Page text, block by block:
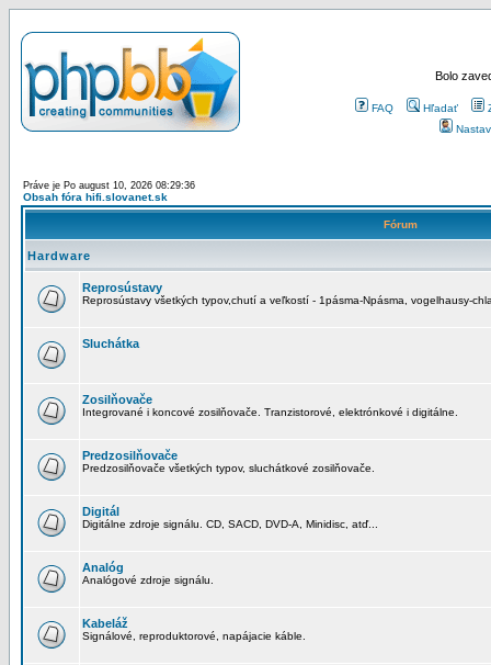
Bolo
FAQ Hľadať
Práve je Po august 10, 2026 08:29:36
Obsah fóra hifi.slovanet.sk
Fórum
Hardware
Reprosústavy
Reprosústavy všetkých typov,chutí a veľkostí - 1pásma-Npásma, vogelhausy-
Sluchátka
Zosilňovače
Integrované i koncové zosilňovače. Tranzistorové, elektrónkové i digitálne.
Predzosilňovače
Predzosilňovače všetkých typov, sluchátkové zosilňovače.
Digitál
Digitálne zdroje signálu. CD, SACD, DVD-A, Minidisc, atď...
Analóg
Analógové zdroje signálu.
Kabeláž
Signálové, reproduktorové, napájacie káble.